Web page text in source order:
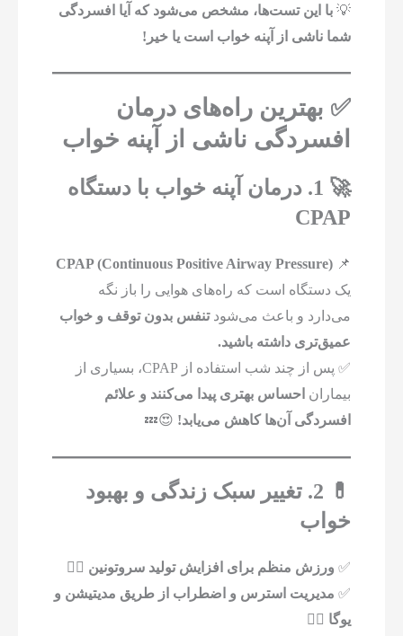
💡با این تست‌ها، مشخص می‌شود که آیا افسردگی
شما ناشی از آپنه خواب است یا خیر!
✅ بهترین راه‌های درمان
افسردگی ناشی از آپنه خواب
🚀 1. درمان آپنه خواب با دستگاه
CPAP
📌
CPAP (Continuous Positive Airway Pressure)
یک دستگاه است که راه‌های هوایی را باز نگه
می‌دارد و باعث می‌شودتنفس بدون توقف و خواب
عمیق‌تری داشته باشید.
✅ پس از چند شب استفاده از CPAP، بسیاری از
بیماران احساس بهتری پیدا می‌کنند و علائم
افسردگی آن‌ها کاهش می‌یابد! 😍💤
💊 2. تغییر سبک زندگی و بهبود
خواب
✅ ورزش منظم برای افزایش تولید سروتونین 🏃‍♂️
✅ مدیریت استرس و اضطراب از طریق مدیتیشن و
یوگا 🧘‍♀️